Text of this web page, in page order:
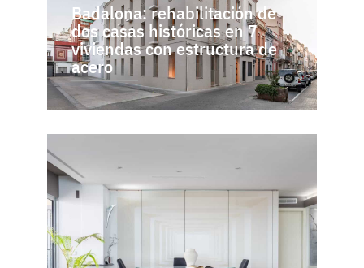
Badalona: rehabilitación de
dos casas históricas en 7
viviendas con estructura de
acero